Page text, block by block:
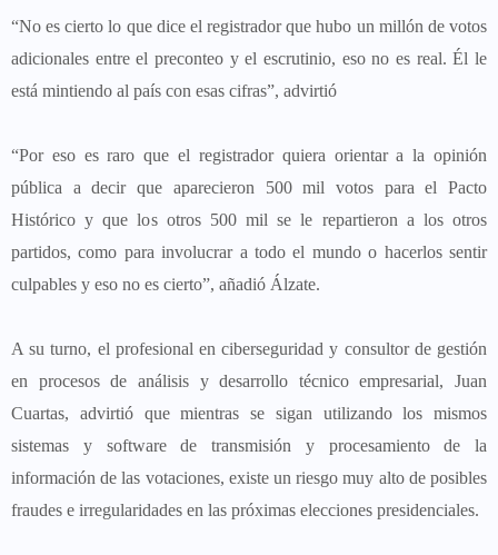
“No es cierto lo que dice el registrador que hubo un millón de votos
adicionales entre el preconteo y el escrutinio, eso no es real. Él le
está mintiendo al país con esas cifras”, advirtió
“Por eso es raro que el registrador quiera orientar a la opinión
pública a decir que aparecieron 500 mil votos para el Pacto
Histórico y que los otros 500 mil se le repartieron a los otros
partidos, como para involucrar a todo el mundo o hacerlos sentir
culpables y eso no es cierto”, añadió Álzate.
A su turno, el profesional en ciberseguridad y consultor de gestión
en procesos de análisis y desarrollo técnico empresarial, Juan
Cuartas, advirtió que mientras se sigan utilizando los mismos
sistemas y software de transmisión y procesamiento de la
información de las votaciones, existe un riesgo muy alto de posibles
fraudes e irregularidades en las próximas elecciones presidenciales.